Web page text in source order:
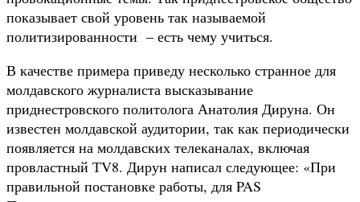
показывает свой уровень так называемой
политизированности – есть чему учиться.
В качестве примера приведу несколько странное для
молдавского журналиста высказывание
приднестровского политолога Анатолия Дируна. Он
известен молдавской аудитории, так как периодически
появляется на молдавских телеканалах, включая
провластный ТV8. Дирун написал следующее: «При
правильной постановке работы, для PAS